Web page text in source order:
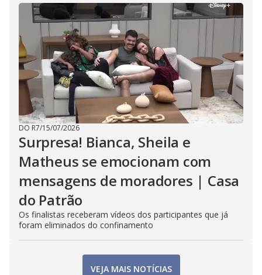
DO R7/15/07/2026
Surpresa! Bianca, Sheila e
Matheus se emocionam com
mensagens de moradores | Casa
do Patrão
Os finalistas receberam vídeos dos participantes que já
foram eliminados do confinamento
VEJA MAIS NOTÍCIAS